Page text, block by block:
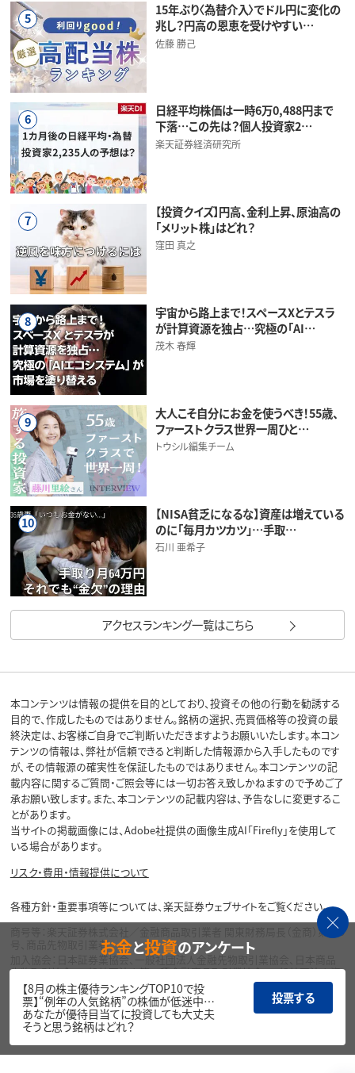
5
15年ぶり〈為替介入〉でドル円に変化の
兆し？円高の恩恵を受けやすい…
佐藤 勝己
6
日経平均株価は一時6万0,488円まで
下落…この先は？個人投資家2…
楽天証券経済研究所
7
【投資クイズ】円高、金利上昇、原油高の
「メリット株」はどれ？
窪田 真之
8
宇宙から路上まで！スペースXとテスラ
が計算資源を独占…究極の「AI…
茂木 春輝
9
大人こそ自分にお金を使うべき！55歳、
ファーストクラス世界一周ひと…
トウシル編集チーム
10
【NISA貧乏になるな】資産は増えている
のに「毎月カツカツ」…手取…
石川 亜希子
アクセスランキング一覧はこちら
本コンテンツは情報の提供を目的としており、投資その他の行動を勧誘する
目的で、作成したものではありません。銘柄の選択、売買価格等の投資の最
終決定は、お客様ご自身でご判断いただきますようお願いいたします。本コン
テンツの情報は、弊社が信頼できると判断した情報源から入手したものです
が、その情報源の確実性を保証したものではありません。本コンテンツの記
載内容に関するご質問・ご照会等には一切お答え致しかねますので予めご了
承お願い致します。また、本コンテンツの記載内容は、予告なしに変更するこ
とがあります。
当サイトの掲載画像には、Adobe社提供の画像生成AI「Firefly」を使用して
いる場合があります。
リスク・費用・情報提供について
各種方針・重要事項等については、楽天証券ウェブサイトをご覧ください。
商号等：楽天証券株式会社／金融商品取引業者 関東財務局長（金商）第195
号、商品先物取引業者
加入協会：日本証券業協会、一般社団法人金融先物取引業協会、日本商品
先物取引協会、一般社団法人第二種金融商品取引業協会、一般社団法人資
産運用業協会
Copyright©
1999-2026 Rakuten Securities, Inc. All
Rights Reserved.
お金と投資のアンケート
【8月の株主優待ランキングTOP10で投
票】“例年の人気銘柄”の株価が低迷中…
あなたが優待目当てに投資しても大丈夫
そうと思う銘柄はどれ？
投票する